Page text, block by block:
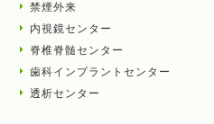
禁煙外来
内視鏡センター
脊椎脊髄センター
歯科インプラントセンター
透析センター